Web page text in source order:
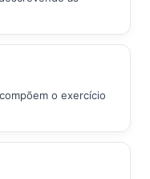
o exercício